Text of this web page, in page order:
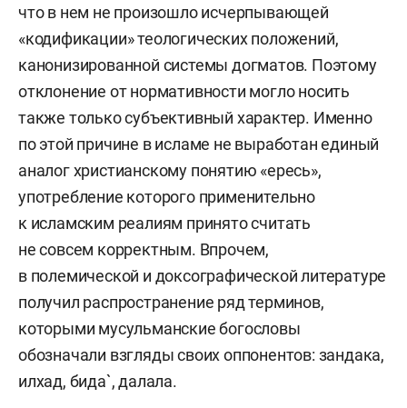
что в нем не произошло исчерпывающей
«кодификации» теологических положений,
канонизированной системы догматов. Поэтому
отклонение от нормативности могло носить
также только субъективный характер. Именно
по этой причине в исламе не выработан единый
аналог христианскому понятию «ересь»,
употребление которого применительно
к исламским реалиям принято считать
не совсем корректным. Впрочем,
в полемической и доксографической литературе
получил распространение ряд терминов,
которыми мусульманские богословы
обозначали взгляды своих оппонентов: зандака,
илхад, бида`, далала.